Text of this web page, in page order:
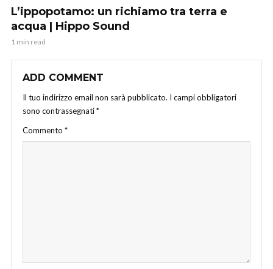
L’ippopotamo: un richiamo tra terra e
acqua | Hippo Sound
1 min read
ADD COMMENT
Il tuo indirizzo email non sarà pubblicato. I campi obbligatori
sono contrassegnati*
Commento *